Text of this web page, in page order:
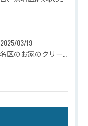
2025/03/19